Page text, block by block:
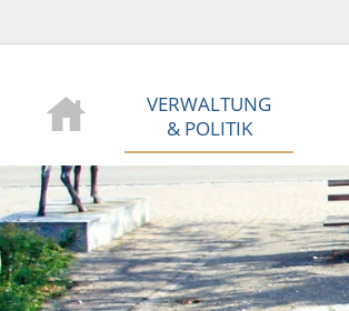
VERWALTUNG
& POLITIK